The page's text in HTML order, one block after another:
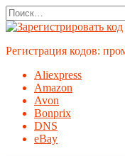
Перейти
к
содержанию
Search
for:
Регистрация кодов:
Aliexpress
Amazon
Avon
Bonprix
DNS
eBay